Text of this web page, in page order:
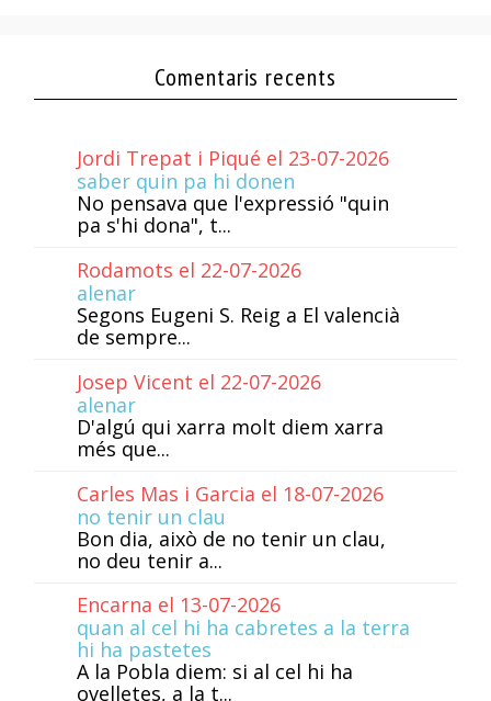
Comentaris recents
Jordi Trepat i Piqué el 23-07-2026
saber quin pa hi donen
No pensava que l'expressió "quin
pa s'hi dona", t...
Rodamots el 22-07-2026
alenar
Segons Eugeni S. Reig a El valencià
de sempre...
Josep Vicent el 22-07-2026
alenar
D'algú qui xarra molt diem xarra
més que...
Carles Mas i Garcia el 18-07-2026
no tenir un clau
Bon dia, això de no tenir un clau,
no deu tenir a...
Encarna el 13-07-2026
quan al cel hi ha cabretes a la terra
hi ha pastetes
A la Pobla diem: si al cel hi ha
ovelletes, a la t...